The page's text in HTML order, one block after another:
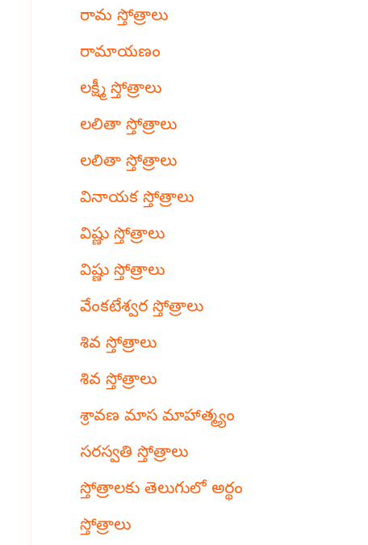
రామ స్తోత్రాలు
రామాయణం
లక్ష్మీ స్తోత్రాలు
లలితా స్తోత్రాలు
లలితా స్తోత్రాలు
వినాయక స్తోత్రాలు
విష్ణు స్తోత్రాలు
విష్ణు స్తోత్రాలు
వేంకటేశ్వర స్తోత్రాలు
శివ స్తోత్రాలు
శివ స్తోత్రాలు
శ్రావణ మాస మాహాత్మ్యం
సరస్వతి స్తోత్రాలు
స్తోత్రాలకు తెలుగులో అర్థం
స్తోత్రాలు